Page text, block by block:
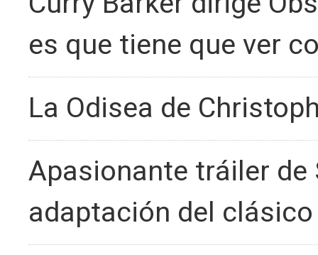
es que tiene que ver
La Odisea de
Apasionante tráiler de
adaptación del